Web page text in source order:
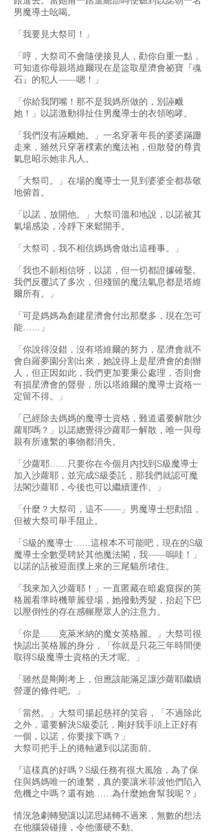
男魔導士吆喝。
「我要見大祭司！」
「哼，大祭司不會隨便接見人，勸你自重一點，
可知道你母親塔維爾現在是盜取星濟會祕寶『魂
石』的犯人——嗯！」
「你給我閉嘴！那不是我媽所做的，別誣衊
她！」以諾激動得扯住男魔導士的衣領咆哮。
「我們沒有誣衊她。」一名穿著年長的婆婆蹣跚
走來，雖然只穿著樸素的魔法袍，但散發的尊貴
氣息昭示她非凡人。
「大祭司。」在場的魔導士一見到婆婆全都恭敬
地俯首。
「以諾，放開他。」大祭司溫和地說，以諾被其
氣場感染，冷靜下來鬆開手。
「大祭司，我不相信媽媽會做出這種事。」
「我也不願相信呀，以諾，但一切都證據確鑿。
我們反覆試了多次，但殘留的魔法氣息都是塔維
爾所有。」
「可是媽媽為創建星濟會付出那麼多，現在怎可
能……」
「你說得沒錯，沒有塔維爾的努力，星濟會就不
會自羅夢園分割出來，她說得上是星濟會的創辦
人，但正因如此，我們更加要秉公處理，否則會
有損星濟會的聲譽，所以塔維爾的魔導士資格一
定留不得。」
「已經除去媽媽的魔導士資格，難道還要解散沙
蘿耶嗎？」以諾總覺得沙蘿耶一解散，唯一與母
親有所連繫的事物都消失。
「沙蘿耶……只要你在今個月內找到S級魔導士
加入沙蘿耶，並完成S級委託，那我們就認可魔
法閣沙蘿耶，今後也可以繼續運作。」
「什麼？大祭司，這不——」男魔導士想勸阻，
但被大祭司舉手阻止。
「S級的魔導士……這根本不可能吧，現在的S級
魔導士全數受聘於其他魔法閣，我——嗚哇！」
以諾的話被迎面撲上來的三尾貓所堵住。
「我來加入沙蘿耶！」一直匿藏在暗處窺探的英
格麗看準時機華麗登場，她撥動秀髮，抬起下巴
以壓倒性的存在感輾壓眾人的注意力。
「你是……克萊米納的魔女英格麗。」大祭司很
快認出英格麗的身分，「你就是只花三年時間便
取得S級魔導士資格的天才呢。」
「雖然是剛剛考上，但應該能滿足讓沙蘿耶繼續
營運的條件吧。」
「當然。」大祭司揚起慈祥的笑容，「不過除此
之外，還要解決S級委託，剛好我手頭上正好有
一個，以諾，你要接下嗎？」
大祭司把手上的捲軸遞到以諾面前。
『這樣真的好嗎？S級任務有很大風險，為了保
住與媽媽唯一的連繫，真的要讓米菲波他們陷入
危機之中嗎？還有她……為什麼她會幫我呢？』
情況急劇轉變讓以諾思緒轉不過來，無數的想法
在他腦袋碰撞，令他僵硬不動。